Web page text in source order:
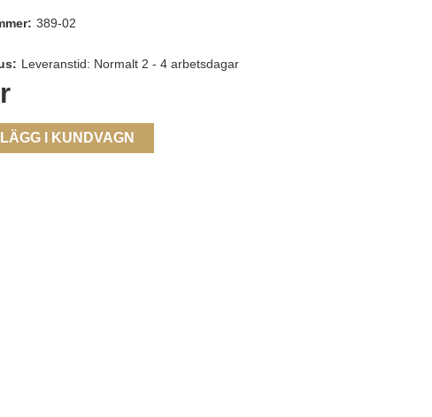
389-02
Leveranstid: Normalt 2 - 4 arbetsdagar
LÄGG I KUNDVAGN